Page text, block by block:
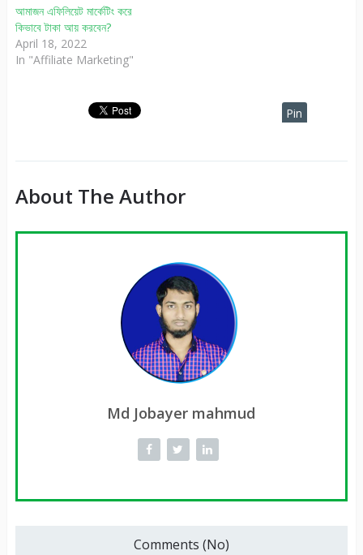
আমাজন এফিলিয়েট মার্কেটিং করে
কিভাবে টাকা আয় করবেন?
April 18, 2022
In "Affiliate Marketing"
Pin
About The Author
Md Jobayer mahmud
Comments (No)